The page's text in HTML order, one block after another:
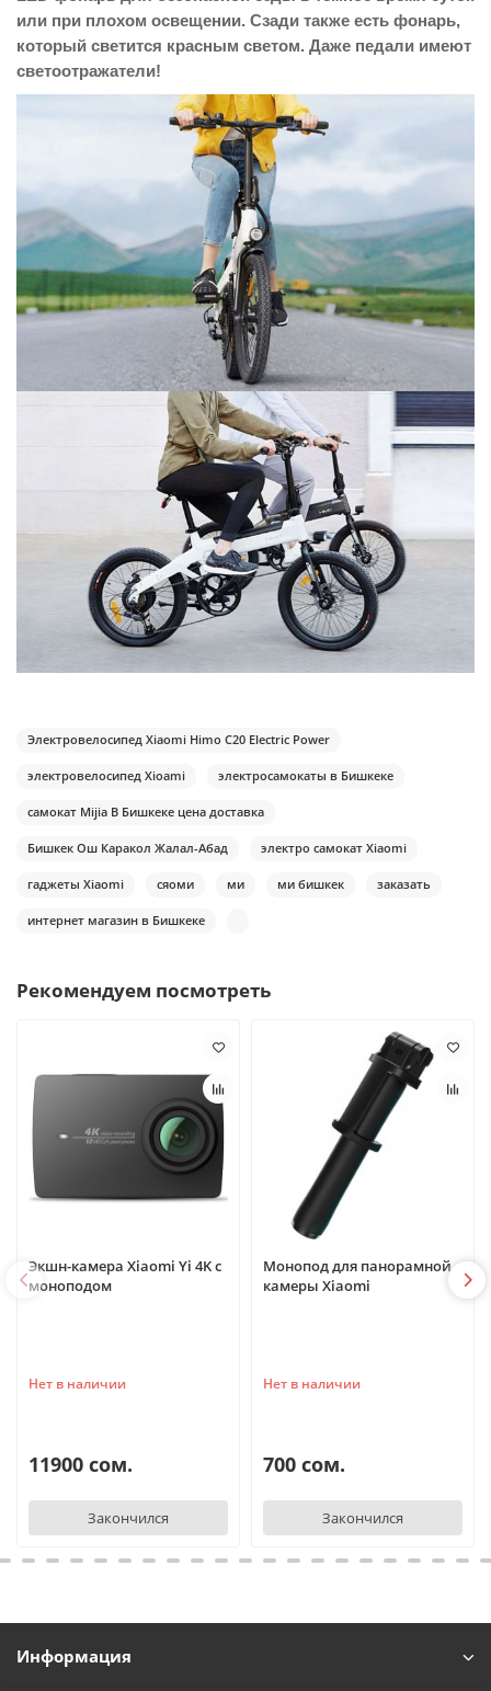
или при плохом освещении. Сзади также есть фонарь,
который светится красным светом. Даже педали имеют
светоотражатели!
Электровелосипед Xiaomi Himo С20 Electric Power
электровелосипед Xioami электросамокаты в Бишкеке
самокат Mijia В Бишкеке цена доставка
Бишкек Ош Каракол Жалал-Абад электро самокат Xiaomi
гаджеты Xiaomi сяоми ми ми бишкек заказать
интернет магазин в Бишкеке
Рекомендуем посмотреть
Экшн-камера Xiaomi Yi 4K с
моноподом
Нет в наличии
11900 сом.
Закончился
Монопод для панорамной
камеры Xiaomi
Нет в наличии
700 сом.
Закончился
Информация